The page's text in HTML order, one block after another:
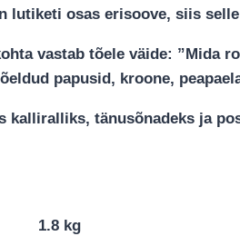
lutiketi osas erisoove, siis
vastab tõele väide: ”Mida
papusid, kroone,
kalliralliks, tänusõnadeks ja
1.8 kg